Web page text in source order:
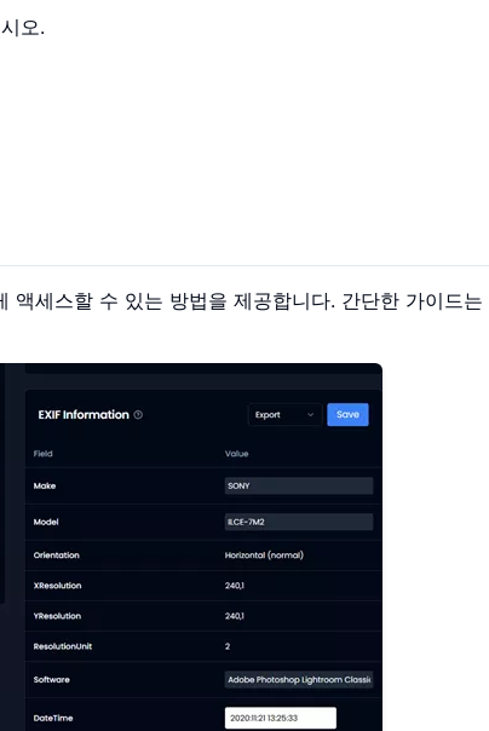
오.
액세스할 수 있는 방법을 제공합니다. 간단한 가이드는